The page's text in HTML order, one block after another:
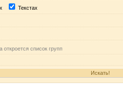
Текстах
откроется список групп